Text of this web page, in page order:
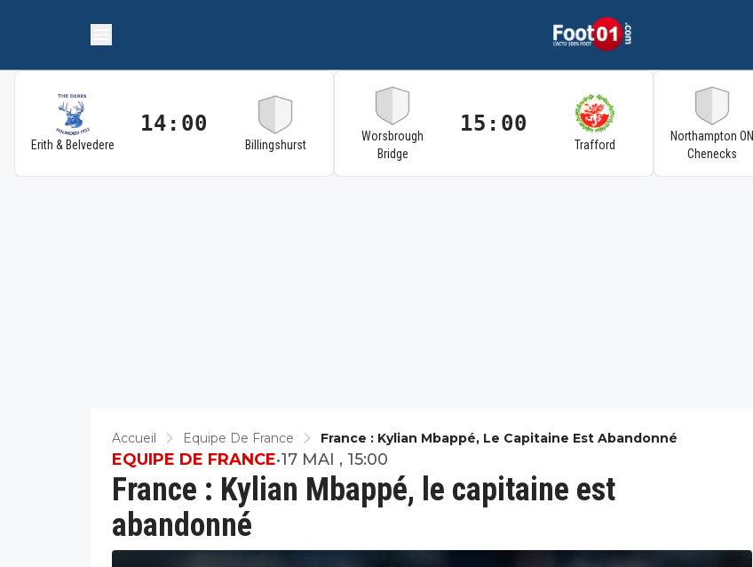
Erith & Belvedere
14:00
Billingshurst
Worsbrough
Bridge
15:00
Trafford
Northampton ON
Chenecks
Accueil Equipe De France France : Kylian Mbappé, Le Capitaine Est Abandonné
France : Kylian Mbappé, le capitaine est
abandonné
EQUIPE DE FRANCE•17 MAI , 15:00